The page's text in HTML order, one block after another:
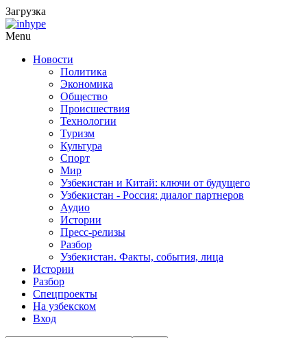
Загрузка
Menu
Новости
Политика
Экономика
Общество
Происшествия
Технологии
Туризм
Культура
Спорт
Мир
Узбекистан и Китай: ключи от будущего
Узбекистан - Россия: диалог партнеров
Аудио
Истории
Пресс-релизы
Разбор
Узбекистан. Факты, события, лица
Истории
Разбор
Спецпроекты
На узбекском
Вход